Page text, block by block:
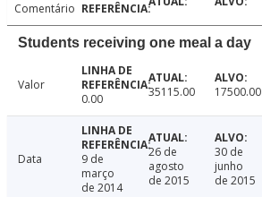
Comentário
Students receiving one meal a day
Valor
0.00
35115.00 17500.00
Data
9 de
março
de 2014
26 de
agosto
de 2015
30 de
junho
de 2015